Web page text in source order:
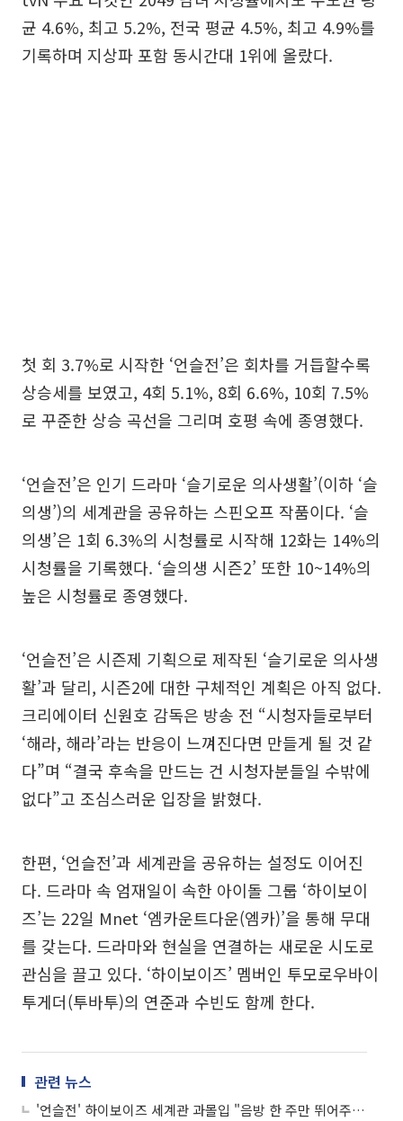
균 4.6%, 최고 5.2%, 전국 평균 4.5%, 최고 4.9%를
기록하며 지상파 포함 동시간대 1위에 올랐다.
첫 회 3.7%로 시작한 ‘언슬전’은 회차를 거듭할수록
상승세를 보였고, 4회 5.1%, 8회 6.6%, 10회 7.5%
로 꾸준한 상승 곡선을 그리며 호평 속에 종영했다.
‘언슬전’은 인기 드라마 ‘슬기로운 의사생활’(이하 ‘슬
의생’)의 세계관을 공유하는 스핀오프 작품이다. ‘슬
의생’은 1회 6.3%의 시청률로 시작해 12화는 14%의
시청률을 기록했다. ‘슬의생 시즌2’ 또한 10~14%의
높은 시청률로 종영했다.
‘언슬전’은 시즌제 기획으로 제작된 ‘슬기로운 의사생
활’과 달리, 시즌2에 대한 구체적인 계획은 아직 없다.
크리에이터 신원호 감독은 방송 전 “시청자들로부터
‘해라, 해라’라는 반응이 느껴진다면 만들게 될 것 같
다”며 “결국 후속을 만드는 건 시청자분들일 수밖에
없다”고 조심스러운 입장을 밝혔다.
한편, ‘언슬전’과 세계관을 공유하는 설정도 이어진
다. 드라마 속 엄재일이 속한 아이돌 그룹 ‘하이보이
즈’는 22일 Mnet ‘엠카운트다운(엠카)’을 통해 무대
를 갖는다. 드라마와 현실을 연결하는 새로운 시도로
관심을 끌고 있다. ‘하이보이즈’ 멤버인 투모로우바이
투게더(투바투)의 연준과 수빈도 함께 한다.
관련 뉴스
'언슬전' 하이보이즈 세계관 과몰입 "음방 한 주만 뛰어주세요"